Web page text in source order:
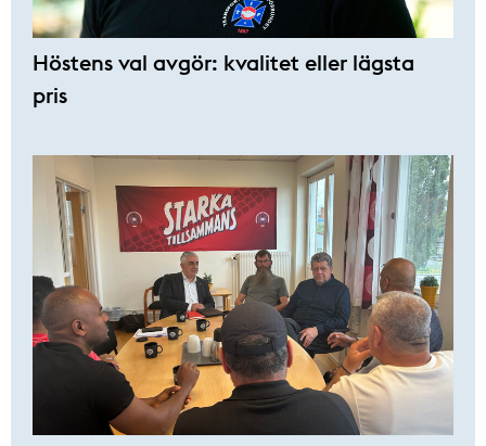
Höstens val avgör: kvalitet eller lägsta
pris